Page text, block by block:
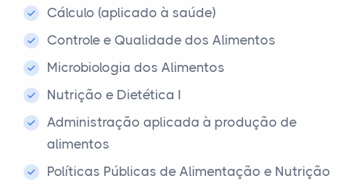
Cálculo (aplicado à saúde)
Controle e Qualidade dos Alimentos
Microbiologia dos Alimentos
Nutrição e Dietética I
Administração aplicada à produção de
alimentos
Políticas Públicas de Alimentação e Nutrição